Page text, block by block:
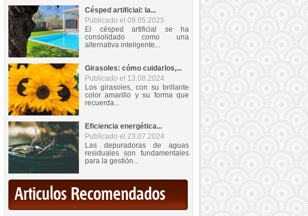
Césped artificial: la...
Publicado el 09.05.2025
El césped artificial se ha
consolidado como una
alternativa inteligente...
Girasoles: cómo cuidarlos,...
Publicado el 13.08.2024
Los girasoles, con su brillante
color amarillo y su forma que
recuerda...
Eficiencia energética...
Publicado el 23.07.2024
Las depuradoras de aguas
residuales son fundamentales
para la gestión...
Articulos Recomendados